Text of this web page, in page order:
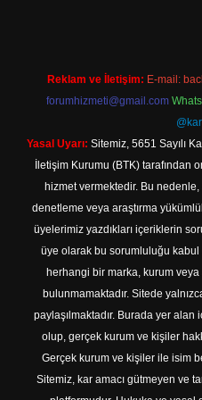
Reklam ve İletişim: E-mail:
forumhizmeti@gmail.com
Yasal Uyarı: Sitemiz, 5651 Sayılı
İletişim Kurumu (BTK) tarafından
hizmet vermektedir. Bu
denetleme veya araştırma
üyelerimiz yazdıkları içeriklerin
üye olarak bu sorumluluğu kabul
herhangi bir marka, kurum veya
bulunmamaktadır. Sitede
paylaşılmaktadır. Burada yer
olup, gerçek kurum ve kişiler
Gerçek kurum ve kişiler ile isim
Sitemiz, kar amacı gütmeyen ve